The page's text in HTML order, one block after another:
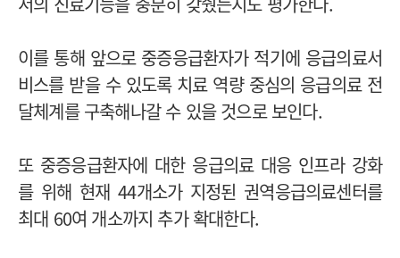
이를 통해 앞으로 중증응급환자가 적기에 응급의료서
비스를 받을 수 있도록 치료 역량 중심의 응급의료 전
달체계를 구축해나갈 수 있을 것으로 보인다.
또 중증응급환자에 대한 응급의료 대응 인프라 강화
를 위해 현재 44개소가 지정된 권역응급의료센터를
최대 60여 개소까지 추가 확대한다.